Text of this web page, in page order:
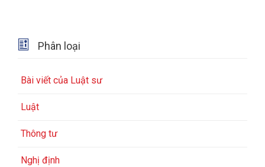
 Phân loại
Bài viết của Luật sư
Luật
Thông tư
Nghị định